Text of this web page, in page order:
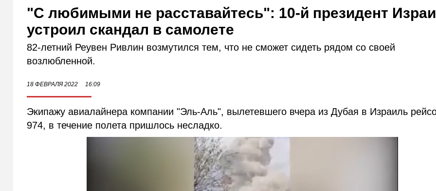
"С любимыми не расставайтесь": 10-й президент
устроил скандал в самолете
82-летний Реувен Ривлин возмутился тем, что не сможет сидеть рядом со своей
возлюбленной.
18 ФЕВРАЛЯ 2022 16:09
Экипажу авиалайнера компании "Эль-Аль", вылетевшего вчера из Дубая в Израиль
974, в течение полета пришлось несладко.